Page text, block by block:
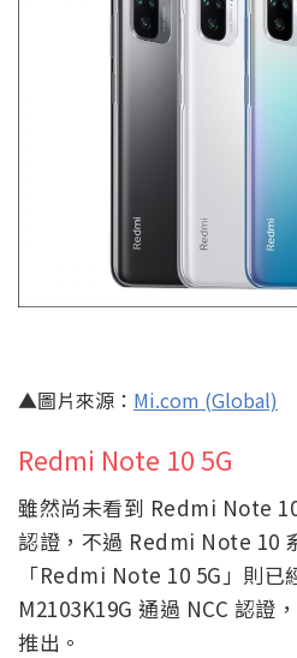
▲圖片來源： Mi.com (Global)
Redmi Note 10 5G
雖然尚未看到 Redmi Note
認證，不過 Redmi Note 10
「Redmi Note 10 5G」則已
M2103K19G 通過 NCC 認證
推出。